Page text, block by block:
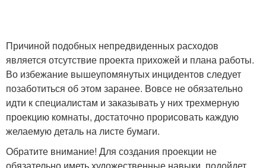
Причиной подобных непредвиденных расходов
является отсутствие проекта прихожей и плана работы.
Во избежание вышеупомянутых инцидентов следует
позаботиться об этом заранее. Вовсе не обязательно
идти к специалистам и заказывать у них трехмерную
проекцию комнаты, достаточно прорисовать каждую
желаемую деталь на листе бумаги.
Обратите внимание! Для создания проекции не